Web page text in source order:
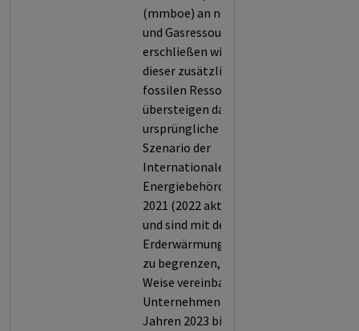
(mmboe) an neuen Öl-
und Gasressourcen
erschließen will. 100 %
dieser zusätzlichen
fossilen Ressourcen
übersteigen das
ursprüngliche NZE
Szenario der
Internationalen
Energiebehörde (IEA) von
2021 (2022 aktualisiert)
und sind mit dem Ziel, die
Erderwärmung auf 1,5° C
zu begrenzen, in keiner
Weise vereinbar. Das
Unternehmen hat in den
Jahren 2023 bis 2025